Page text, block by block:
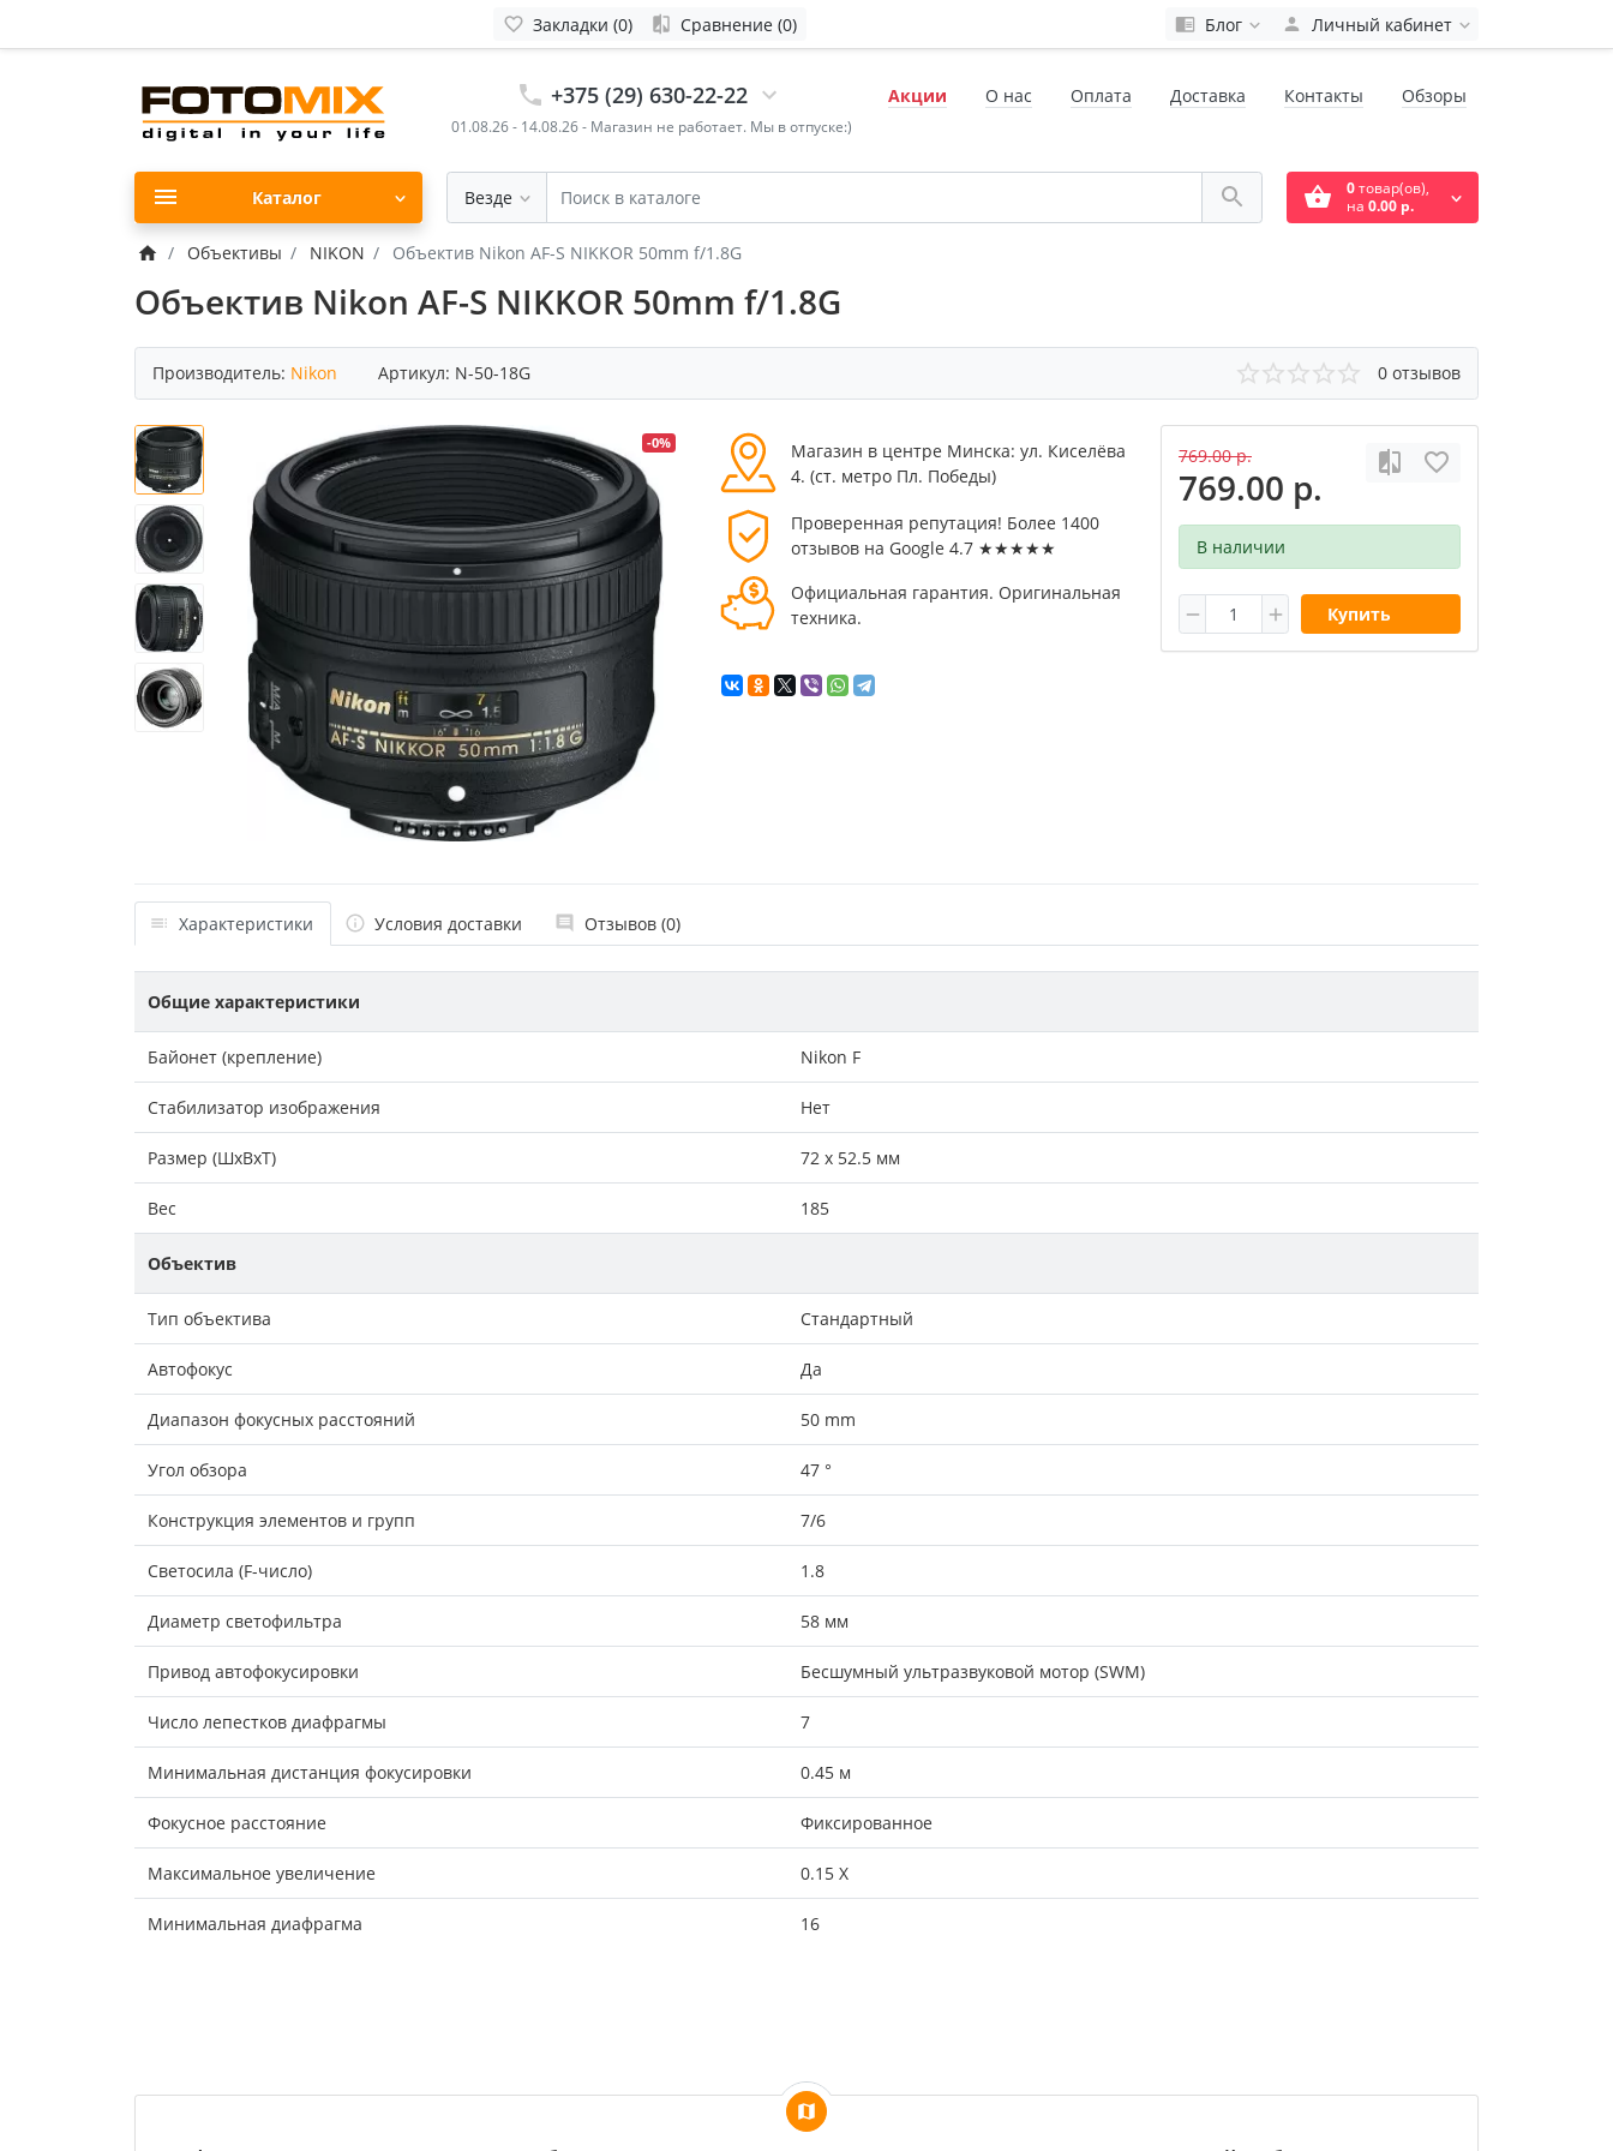
Закладки (0) Сравнение (0) Блог Личный кабинет
+375 (29) 630-22-22
01.08.26 - 14.08.26 - Магазин не работает. Мы в отпуске:)
Акции О нас Оплата Доставка Контакты Обзоры
Везде 0товар(ов),
на 0.00 р.
Каталог
Объективы NIKON Объектив Nikon AF-S NIKKOR 50mm f/1.8G
Объектив Nikon AF-S NIKKOR 50mm f/1.8G
Производитель: Nikon Артикул: N-50-18G 0 отзывов
-0%
769.00 р.
769.00 р.
В наличии
Купить
Магазин в центре Минска: ул. Киселёва
4. (cт. метро Пл. Победы)
Проверенная репутация! Более 1400
отзывов на Google 4.7 ★★★★★
Официальная гарантия. Оригинальная
техника.
Характеристики Условия доставки Отзывов (0)
Общие характеристики
Байонет (крепление) Nikon F
Стабилизатор изображения Нет
Размер (ШxВxТ) 72 x 52.5 мм
Вес 185
Объектив
Тип объектива Стандартный
Автофокус Да
Диапазон фокусных расстояний 50 mm
Угол обзора 47 °
Конструкция элементов и групп 7/6
Светосила (F-число) 1.8
Диаметр светофильтра 58 мм
Привод автофокусировки Бесшумный ультразвуковой мотор (SWM)
Число лепестков диафрагмы 7
Минимальная дистанция фокусировки 0.45 м
Фокусное расстояние Фиксированное
Максимальное увеличение 0.15 X
Минимальная диафрагма 16